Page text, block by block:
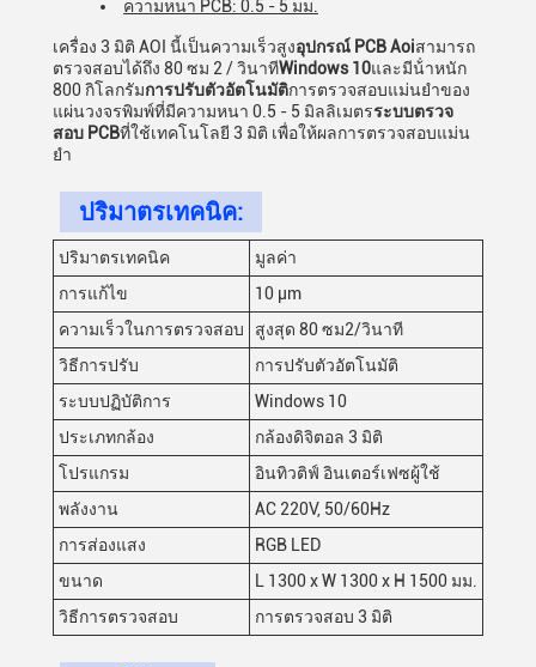
ความหนา PCB: 0.5 - 5 มม.
เครื่อง 3 มิติ AOI นี้เป็นความเร็วสูงอุปกรณ์ PCB Aoiสามารถ
ตรวจสอบได้ถึง 80 ซม 2 / วินาทีWindows 10และมีน้ําหนัก
800 กิโลกรัมการปรับตัวอัตโนมัติการตรวจสอบแม่นยําของ
แผ่นวงจรพิมพ์ที่มีความหนา 0.5 - 5 มิลลิเมตรระบบตรวจ
สอบ PCBที่ใช้เทคโนโลยี 3 มิติ เพื่อให้ผลการตรวจสอบแม่น
ยํา
ปริมาตรเทคนิค:
ปริมาตรเทคนิค
มูลค่า
การแก้ไข
10 μm
ความเร็วในการตรวจสอบ
สูงสุด 80 ซม2/วินาที
วิธีการปรับ
การปรับตัวอัตโนมัติ
ระบบปฏิบัติการ
Windows 10
ประเภทกล้อง
กล้องดิจิตอล 3 มิติ
โปรแกรม
อินทิวติฟ์ อินเตอร์เฟซผู้ใช้
พลังงาน
AC 220V, 50/60Hz
การส่องแสง
RGB LED
ขนาด
L 1300 x W 1300 x H 1500 มม.
วิธีการตรวจสอบ
การตรวจสอบ 3 มิติ